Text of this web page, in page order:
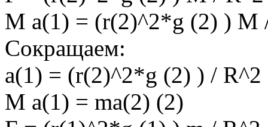
M a(1) = (r(2)^2*g (2) ) M
Сокращаем:
a(1) = (r(2)^2*g (2) ) / R^2
M a(1) = ma(2) (2)